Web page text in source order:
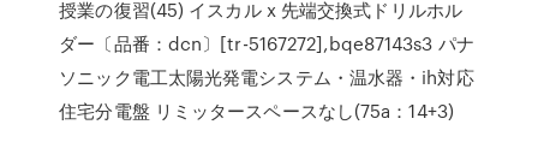
授業の復習(45) イスカル x 先端交換式ドリルホル
ダー〔品番：dcn〕[tr-5167272],bqe87143s3 パナ
ソニック電工太陽光発電システム・温水器・ih対応
住宅分電盤 リミッタースペースなし(75a：14+3)